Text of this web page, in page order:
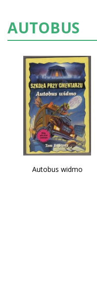
AUTOBUS
Autobus widmo